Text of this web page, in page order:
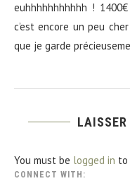
euhhhhhhhhhhh !
c’est encore un peu
que je garde
You must be logged in to
CONNECT WITH: